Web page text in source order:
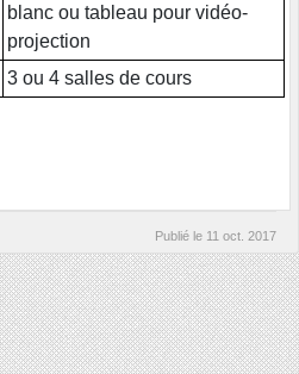
blanc ou tableau pour vidéo-
projection
3 ou 4 salles de cours
Publié le 11 oct. 2017